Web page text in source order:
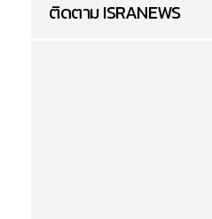
ติดตาม ISRANEWS